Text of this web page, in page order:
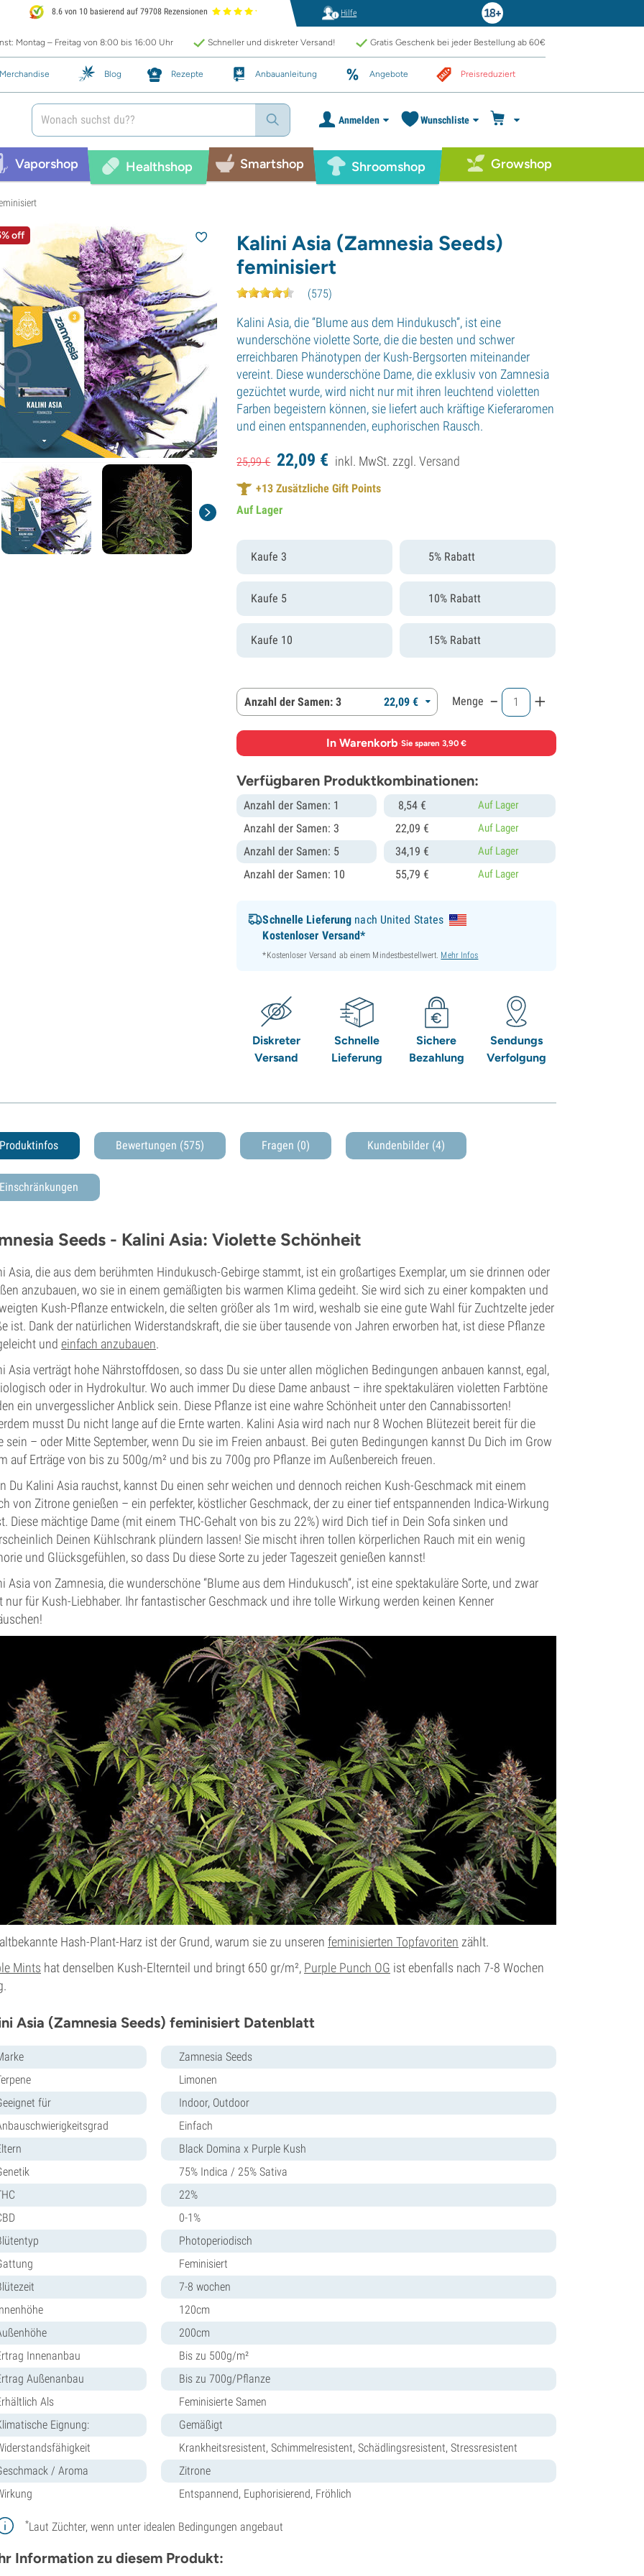
8.6 von 10 basierend auf 79708 Rezensionen Hilfe
Montag – Freitag von 8:00 bis 16:00 Uhr Schneller und diskreter Versand! Gratis Geschenk bei jeder Bestellung ab 60€
Merchandise Blog Rezepte Anbauanleitung Angebote Preisreduziert
Anmelden Wunschliste
Vaporshop Healthshop Smartshop Shroomshop Growshop
off
Kalini Asia (Zamnesia Seeds)
feminisiert
(575)
Kalini Asia, die “Blume aus dem Hindukusch”, ist eine
wunderschöne violette Sorte, die die besten und schwer
erreichbaren Phänotypen der Kush-Bergsorten miteinander
vereint. Diese wunderschöne Dame, die exklusiv von Zamnesia
gezüchtet wurde, wird nicht nur mit ihren leuchtend violetten
Farben begeistern können, sie liefert auch kräftige Kieferaromen
und einen entspannenden, euphorischen Rausch.
25,99€ 22,09 € inkl. MwSt. zzgl.Versand
+13 Zusätzliche Gift Points
Auf Lager
Kaufe 3 5% Rabatt
Kaufe 5 10% Rabatt
Kaufe 10 15% Rabatt
Anzahl der Samen: 3 22,09 € Menge - +
In Warenkorb·Sie sparen 3,90 €
Verfügbaren Produktkombinationen:
Anzahl der Samen: 1 8,54 € Auf Lager
Anzahl der Samen: 3 22,09 € Auf Lager
Anzahl der Samen: 5 34,19 € Auf Lager
Anzahl der Samen: 10 55,79 € Auf Lager
Schnelle Lieferung nach United States
Kostenloser Versand*
*Kostenloser Versand ab einem Mindestbestellwert. Mehr Infos
Diskreter
Versand
Schnelle
Lieferung
Sichere
Bezahlung
Sendungs
Verfolgung
Produktinfos Bewertungen (575) Fragen (0) Kundenbilder (4)
Einschränkungen
Seeds - Kalini Asia: Violette Schönheit
Asia, die aus dem berühmten Hindukusch-Gebirge stammt, ist ein großartiges Exemplar, um sie drinnen oder
anzubauen, wo sie in einem gemäßigten bis warmen Klima gedeiht. Sie wird sich zu einer kompakten und
Kush-Pflanze entwickeln, die selten größer als 1m wird, weshalb sie eine gute Wahl für Zuchtzelte jeder
ist. Dank der natürlichen Widerstandskraft, die sie über tausende von Jahren erworben hat, ist diese Pflanze
und einfach anzubauen.
Asia verträgt hohe Nährstoffdosen, so dass Du sie unter allen möglichen Bedingungen anbauen kannst, egal,
oder in Hydrokultur. Wo auch immer Du diese Dame anbaust – ihre spektakulären violetten Farbtöne
ein unvergesslicher Anblick sein. Diese Pflanze ist eine wahre Schönheit unter den Cannabissorten!
musst Du nicht lange auf die Ernte warten. Kalini Asia wird nach nur 8 Wochen Blütezeit bereit für die
sein – oder Mitte September, wenn Du sie im Freien anbaust. Bei guten Bedingungen kannst Du Dich im Grow
auf Erträge von bis zu 500g/m² und bis zu 700g pro Pflanze im Außenbereich freuen.
Du Kalini Asia rauchst, kannst Du einen sehr weichen und dennoch reichen Kush-Geschmack mit einem
von Zitrone genießen – ein perfekter, köstlicher Geschmack, der zu einer tief entspannenden Indica-Wirkung
Diese mächtige Dame (mit einem THC-Gehalt von bis zu 22%) wird Dich tief in Dein Sofa sinken und
Deinen Kühlschrank plündern lassen! Sie mischt ihren tollen körperlichen Rauch mit ein wenig
und Glücksgefühlen, so dass Du diese Sorte zu jeder Tageszeit genießen kannst!
Asia von Zamnesia, die wunderschöne “Blume aus dem Hindukusch”, ist eine spektakuläre Sorte, und zwar
nur für Kush-Liebhaber. Ihr fantastischer Geschmack und ihre tolle Wirkung werden keinen Kenner
Hash-Plant-Harz ist der Grund, warum sie zu unseren feminisierten Topfavoriten zählt.
Mints hat denselben Kush-Elternteil und bringt 650 gr/m², Purple Punch OG ist ebenfalls nach 7-8 Wochen
Asia (Zamnesia Seeds) feminisiert Datenblatt
Zamnesia Seeds
Limonen
für
Indoor, Outdoor
Einfach
Black Domina x Purple Kush
75% Indica / 25% Sativa
22%
0-1%
Photoperiodisch
Feminisiert
7-8 wochen
120cm
200cm
Innenanbau
Bis zu 500g/m²
Außenanbau
Bis zu 700g/Pflanze
Als
Feminisierte Samen
Eignung:
Gemäßigt
Krankheitsresistent, Schimmelresistent, Schädlingsresistent, Stressresistent
/ Aroma
Zitrone
Entspannend, Euphorisierend, Fröhlich
*Laut Züchter, wenn unter idealen Bedingungen angebaut
Information zu diesem Produkt: